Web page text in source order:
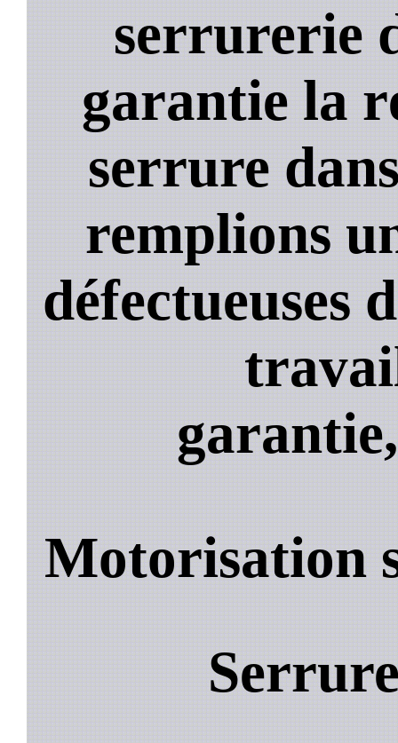
serrurerie
garantie la
serrure
remplions
défectueuses
garantie,
Motorisation